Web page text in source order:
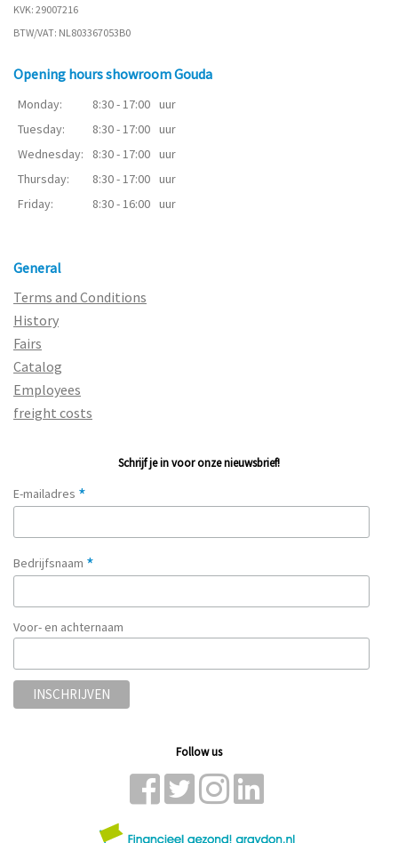
KVK: 29007216
BTW/VAT: NL803367053B0
Opening hours showroom Gouda
Monday: 8:30 - 17:00 uur
Tuesday:
8:30 - 17:00 uur
Wednesday:
8:30 - 17:00 uur
Thursday:
8:30 - 17:00 uur
Friday:
8:30 - 16:00 uur
General
Terms and Conditions
History
Fairs
Catalog
Employees
freight costs
Schrijf je in voor onze nieuwsbrief!
E-mailadres *
Bedrijfsnaam *
Voor- en achternaam
Follow us